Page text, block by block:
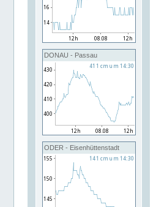
DONAU - Passau
ODER - Eisenhüttenstadt